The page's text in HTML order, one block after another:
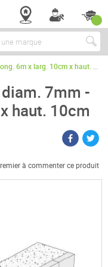
Chercher
6m x larg. 10cm x haut. 10cm
7mm -
haut. 10cm
à commenter ce produit